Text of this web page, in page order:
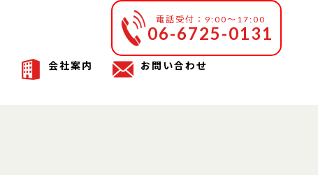
電話受付：9:00～17:00
06-6725-0131
会社案内 お問い合わせ